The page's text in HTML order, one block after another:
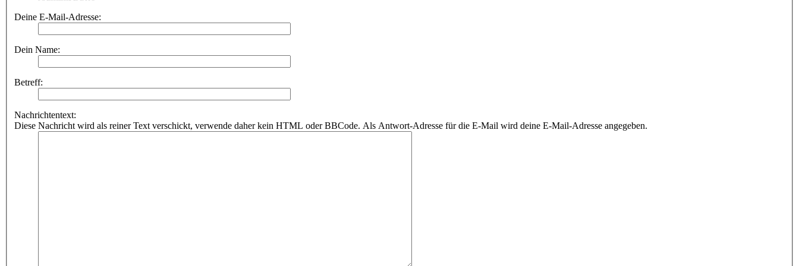
Deine E-Mail-Adresse:
Dein Name:
Betreff:
Nachrichtentext:
Diese Nachricht wird als reiner Text verschickt, verwende daher kein HTML oder BBCode. Als Antwort-Adresse für die E-Mail wird deine E-Mail-Adresse angegeben.